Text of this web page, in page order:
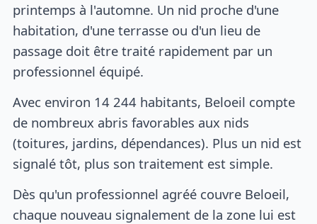
printemps à l'automne. Un nid proche d'une
habitation, d'une terrasse ou d'un lieu de
passage doit être traité rapidement par un
professionnel équipé.
Avec environ 14 244 habitants, Beloeil compte
de nombreux abris favorables aux nids
(toitures, jardins, dépendances). Plus un nid est
signalé tôt, plus son traitement est simple.
Dès qu'un professionnel agréé couvre Beloeil,
chaque nouveau signalement de la zone lui est